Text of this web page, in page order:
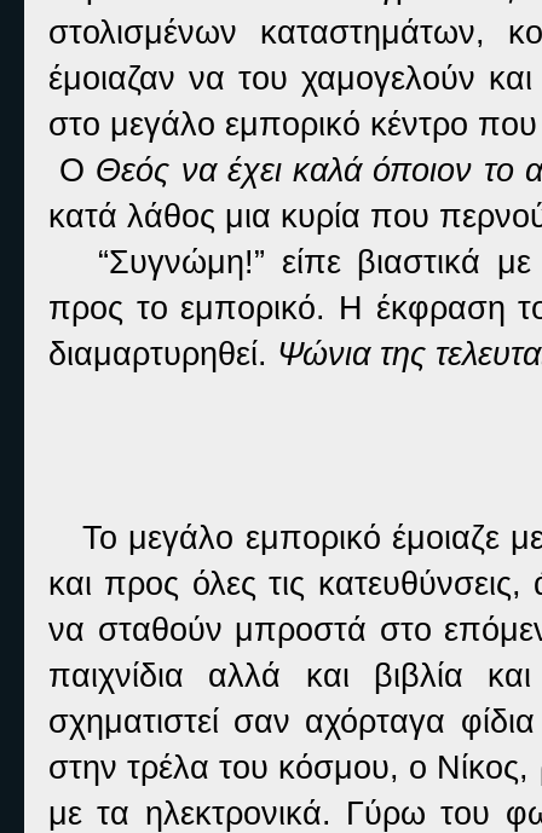
στολισμένων καταστημάτων,
έμοιαζαν να του χαμογελούν
στο μεγάλο εμπορικό κέντρο
Ο Θεός να έχει καλά όποιον το
κατά λάθος μια κυρία που
“Συγνώμη!” είπε βιαστικά
προς το εμπορικό. Η έκφραση
διαμαρτυρηθεί. Ψώνια της
Το μεγάλο εμπορικό έμοιαζε
και προς όλες τις
να σταθούν μπροστά στο
παιχνίδια αλλά και βιβλία
σχηματιστεί σαν αχόρταγα
στην τρέλα του κόσμου, ο
με τα ηλεκτρονικά. Γύρω του